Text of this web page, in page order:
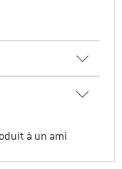
à un ami